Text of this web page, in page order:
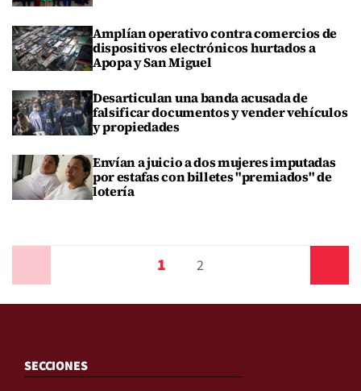
Amplían operativo contra comercios de
dispositivos electrónicos hurtados a
Apopa y San Miguel
Desarticulan una banda acusada de
falsificar documentos y vender vehículos
y propiedades
Envían a juicio a dos mujeres imputadas
por estafas con billetes "premiados" de
lotería
1 2
SECCIONES